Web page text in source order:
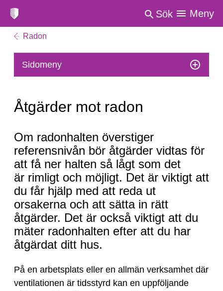
Sök Meny
Radon
Sidomeny
Åtgärder mot radon
Åtgärder
mot
radon
Om radonhalten överstiger
referensnivån bör åtgärder vidtas för
att få ner halten så lågt som det
är rimligt och möjligt. Det är viktigt att
du får hjälp med att reda ut
orsakerna och att sätta in rätt
åtgärder. Det är också viktigt att du
mäter radonhalten efter att du har
åtgärdat ditt hus.
På en arbetsplats eller en allmän verksamhet där
ventilationen är tidsstyrd kan en uppföljande